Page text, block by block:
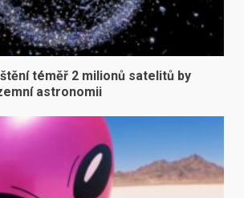
téměř 2 milionů satelitů by
astronomii